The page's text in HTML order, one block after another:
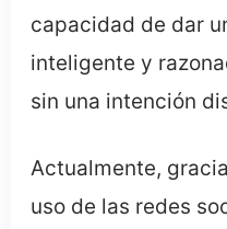
capacidad de dar
inteligente y
sin una intención
Actualmente,
uso de las redes